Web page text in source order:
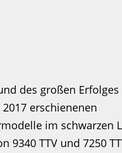
des großen
erschienenen
im schwarzen
9340 TTV und 7250